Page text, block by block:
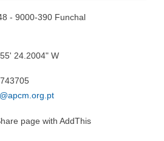
- 9000-390 Funchal
24.2004" W